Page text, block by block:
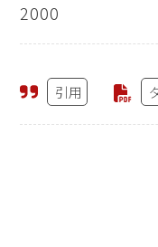
2000
引用